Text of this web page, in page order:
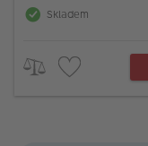
Skladem